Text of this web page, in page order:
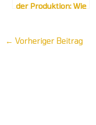
der Produktion: Wie
← Vorheriger Beitrag